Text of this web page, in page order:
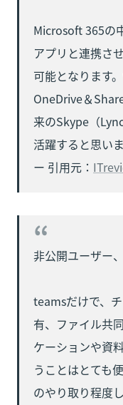
Microsoft 365の
アプリと連携さ
可能となります
OneDrive＆
来のSkype（
活躍すると思いま
ー 引用元：
非公開ユーザー
teamsだけで、
有、ファイル共
ケーションや資
うことはとても
のやり取り程度